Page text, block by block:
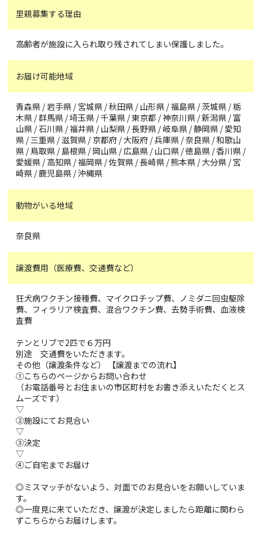
里親募集する理由
高齢者が施設に入られ取り残されてしまい保護しました。
お届け可能地域
青森県 / 岩手県 / 宮城県 / 秋田県 / 山形県 / 福島県 / 茨城県 / 栃
木県 / 群馬県 / 埼玉県 / 千葉県 / 東京都 / 神奈川県 / 新潟県 / 富
山県 / 石川県 / 福井県 / 山梨県 / 長野県 / 岐阜県 / 静岡県 / 愛知
県 / 三重県 / 滋賀県 / 京都府 / 大阪府 / 兵庫県 / 奈良県 / 和歌山
県 / 鳥取県 / 島根県 / 岡山県 / 広島県 / 山口県 / 徳島県 / 香川県 /
愛媛県 / 高知県 / 福岡県 / 佐賀県 / 長崎県 / 熊本県 / 大分県 / 宮
崎県 / 鹿児島県 / 沖縄県
動物がいる地域
奈良県
譲渡費用（医療費、交通費など）
狂犬病ワクチン接種費、マイクロチップ費、ノミダニ回虫駆除
費、フィラリア検査費、混合ワクチン費、去勢手術費、血液検
査費
テンとリブで2匹で６万円
別途 交通費をいただきます。
その他（譲渡条件など） 【譲渡までの流れ】
①こちらのページからお問い合わせ
（お電話番号とお住まいの市区町村をお書き添えいただくとス
ムーズです）
▽
②施設にてお見合い
▽
③決定
▽
④ご自宅までお届け
◎ミスマッチがないよう、対面でのお見合いをお願いしていま
す。
◎一度見に来ていただき、譲渡が決定しましたら距離に関わら
ずこちらからお届けします。